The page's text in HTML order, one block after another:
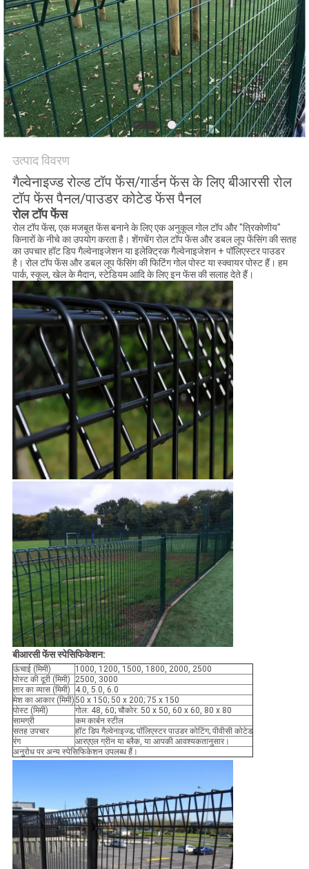
साइटमैप
PRIVACY
POLICY
उत्पाद विवरण
गैल्वेनाइज्ड रोल्ड टॉप फेंस/गार्डन फेंस के लिए बीआरसी रोल
टॉप फेंस पैनल/पाउडर कोटेड फेंस पैनल
रोल टॉप फेंस
रोल टॉप फेंस, एक मजबूत फेंस बनाने के लिए एक अनुकूल गोल टॉप और "त्रिकोणीय"
किनारों के नीचे का उपयोग करता है। शेंगचेंग रोल टॉप फेंस और डबल लूप फेंसिंग की सतह
का उपचार हॉट डिप गैल्वेनाइजेशन या इलेक्ट्रिक गैल्वेनाइजेशन + पॉलिएस्टर पाउडर
है। रोल टॉप फेंस और डबल लूप फेंसिंग की फिटिंग गोल पोस्ट या स्क्वायर पोस्ट हैं। हम
पार्क, स्कूल, खेल के मैदान, स्टेडियम आदि के लिए इन फेंस की सलाह देते हैं।
बीआरसी फेंस स्पेसिफिकेशन:
ऊंचाई (मिमी)
1000, 1200, 1500, 1800, 2000, 2500
पोस्ट की दूरी (मिमी)
2500, 3000
तार का व्यास (मिमी)
4.0, 5.0, 6.0
मेश का आकार (मिमी)50 x 150; 50 x 200; 75 x 150
पोस्ट (मिमी)
गोल: 48, 60; चौकोर: 50 x 50, 60 x 60, 80 x 80
सामग्री
कम कार्बन स्टील
सतह उपचार
हॉट डिप गैल्वेनाइज्ड; पॉलिएस्टर पाउडर कोटिंग; पीवीसी कोटेड
रंग
आरएएल ग्रीन या ब्लैक, या आपकी आवश्यकतानुसार।
अनुरोध पर अन्य स्पेसिफिकेशन उपलब्ध हैं।